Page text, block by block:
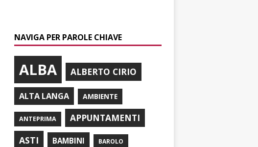
NAVIGA PER PAROLE CHIAVE
ALBA ALBERTO CIRIO
ALTA LANGA AMBIENTE
ANTEPRIMA
APPUNTAMENTI
ASTI
BAMBINI BAROLO